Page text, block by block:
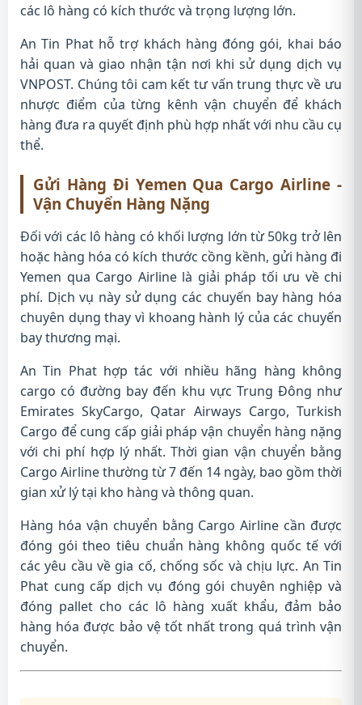
các lô hàng có kích thước và trọng lượng lớn.
An Tin Phat hỗ trợ khách hàng đóng gói, khai báo
hải quan và giao nhận tận nơi khi sử dụng dịch vụ
VNPOST. Chúng tôi cam kết tư vấn trung thực về ưu
nhược điểm của từng kênh vận chuyển để khách
hàng đưa ra quyết định phù hợp nhất với nhu cầu cụ
thể.
Gửi Hàng Đi Yemen Qua Cargo Airline -
Vận Chuyển Hàng Nặng
Đối với các lô hàng có khối lượng lớn từ 50kg trở lên
hoặc hàng hóa có kích thước cồng kềnh, gửi hàng đi
Yemen qua Cargo Airline là giải pháp tối ưu về chi
phí. Dịch vụ này sử dụng các chuyến bay hàng hóa
chuyên dụng thay vì khoang hành lý của các chuyến
bay thương mại.
An Tin Phat hợp tác với nhiều hãng hàng không
cargo có đường bay đến khu vực Trung Đông như
Emirates SkyCargo, Qatar Airways Cargo, Turkish
Cargo để cung cấp giải pháp vận chuyển hàng nặng
với chi phí hợp lý nhất. Thời gian vận chuyển bằng
Cargo Airline thường từ 7 đến 14 ngày, bao gồm thời
gian xử lý tại kho hàng và thông quan.
Hàng hóa vận chuyển bằng Cargo Airline cần được
đóng gói theo tiêu chuẩn hàng không quốc tế với
các yêu cầu về gia cố, chống sốc và chịu lực. An Tin
Phat cung cấp dịch vụ đóng gói chuyên nghiệp và
đóng pallet cho các lô hàng xuất khẩu, đảm bảo
hàng hóa được bảo vệ tốt nhất trong quá trình vận
chuyển.